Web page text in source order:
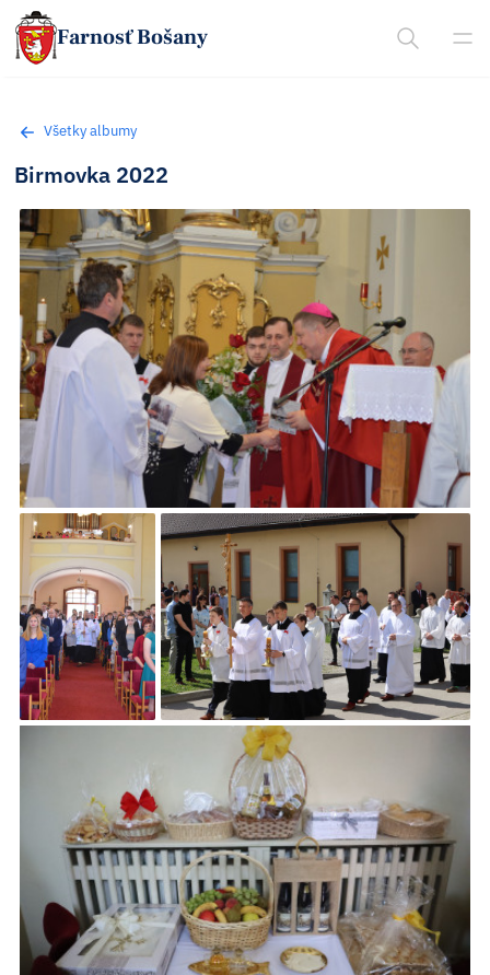
Farnosť Bošany
Všetky albumy
Birmovka 2022